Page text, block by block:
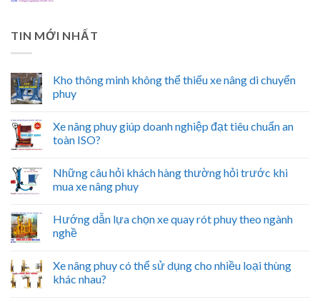
TIN MỚI NHẤT
Kho thông minh không thể thiếu xe nâng di chuyển
phuy
Xe nâng phuy giúp doanh nghiệp đạt tiêu chuẩn an
toàn ISO?
Những câu hỏi khách hàng thường hỏi trước khi
mua xe nâng phuy
Hướng dẫn lựa chọn xe quay rót phuy theo ngành
nghề
Xe nâng phuy có thể sử dụng cho nhiều loại thùng
khác nhau?